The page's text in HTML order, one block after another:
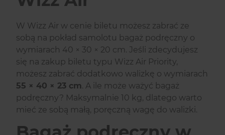
W Wizz Air w cenie biletu możesz zabrać ze
sobą na pokład samolotu bagaż podręczny o
wymiarach 40 × 30 × 20 cm. Jeśli zdecydujesz
się na zakup biletu typu Wizz Air Priority,
możesz zabrać dodatkowo walizkę o wymiarach
55 × 40 × 23 cm. A ile może ważyć bagaż
podręczny? Maksymalnie 10 kg, dlatego warto
mieć ze sobą małą, poręczną wagę do walizki.